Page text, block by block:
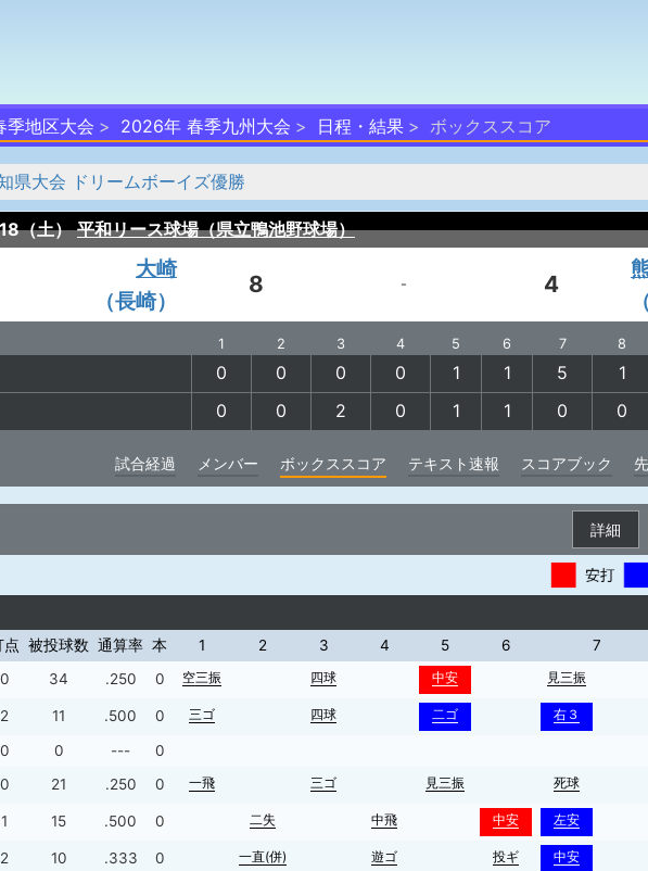
季地区大会 2026年 春季九州大会 日程・結果 ボックススコア
県大会 ドリームボーイズ優勝
（土） 平和リース球場（県立鴨池野球場）
大崎
（長崎）
8 - 4
1 2 3 4 5 6 7 8
0 0 0 0 1 1 5 1
0 0 2 0 1 1 0 0
試合経過 メンバー ボックススコア テキスト速報 スコアブック
詳細
点 被投球数 通算率 本 1 2 3 4 5 6 7
0 34 .250 0 空三振 四球 中安 見三振
2 11 .500 0 三ゴ 四球 二ゴ 右３
0 0 ---
0
0 21 .250 0 一飛 三ゴ 見三振 死球
1 15 .500 0 二失 中飛 中安 左安
2 10 .333 0 一直(併) 遊ゴ 投ギ 中安